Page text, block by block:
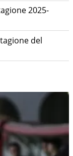
del vivaio alla
risultati
C.
2025-
7 pareggi e
74 gol segnati.
del